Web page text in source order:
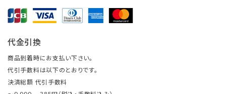
代金引換
商品到着時にお支払い下さい。
代引手数料は以下のとおりです。
決済総額 代引手数料